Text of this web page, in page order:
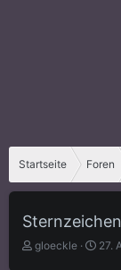
Startseite Foren
E
gloeckle
E
27.